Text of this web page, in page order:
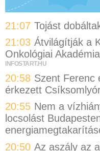
21:07 Tojást
21:03 Átvilágítják a
Onkológiai
INFOSTART.HU
20:58 Szent Ferenc
érkezett
20:55 Nem a
locsolást
20:50 Az aszály az